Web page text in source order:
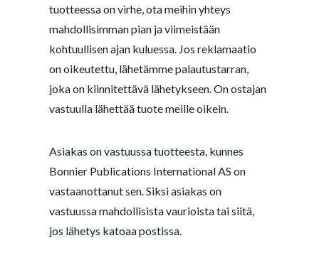
tuotteessa on virhe, ota meihin yhteys
mahdollisimman pian ja viimeistään
kohtuullisen ajan kuluessa. Jos reklamaatio
on oikeutettu, lähetämme palautustarran,
joka on kiinnitettävä lähetykseen. On ostajan
vastuulla lähettää tuote meille oikein.
Asiakas on vastuussa tuotteesta, kunnes
Bonnier Publications International AS on
vastaanottanut sen. Siksi asiakas on
vastuussa mahdollisista vaurioista tai siitä,
jos lähetys katoaa postissa.